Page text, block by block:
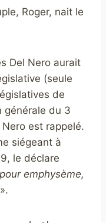
Roger, nait le
Del Nero aurait
(seule
de
générale du 3
est rappelé.
siégeant à
le déclare
pour emphysème,
».